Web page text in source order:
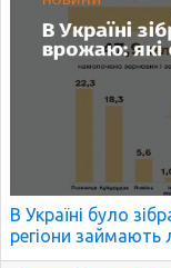
В Україні було
регіони займають